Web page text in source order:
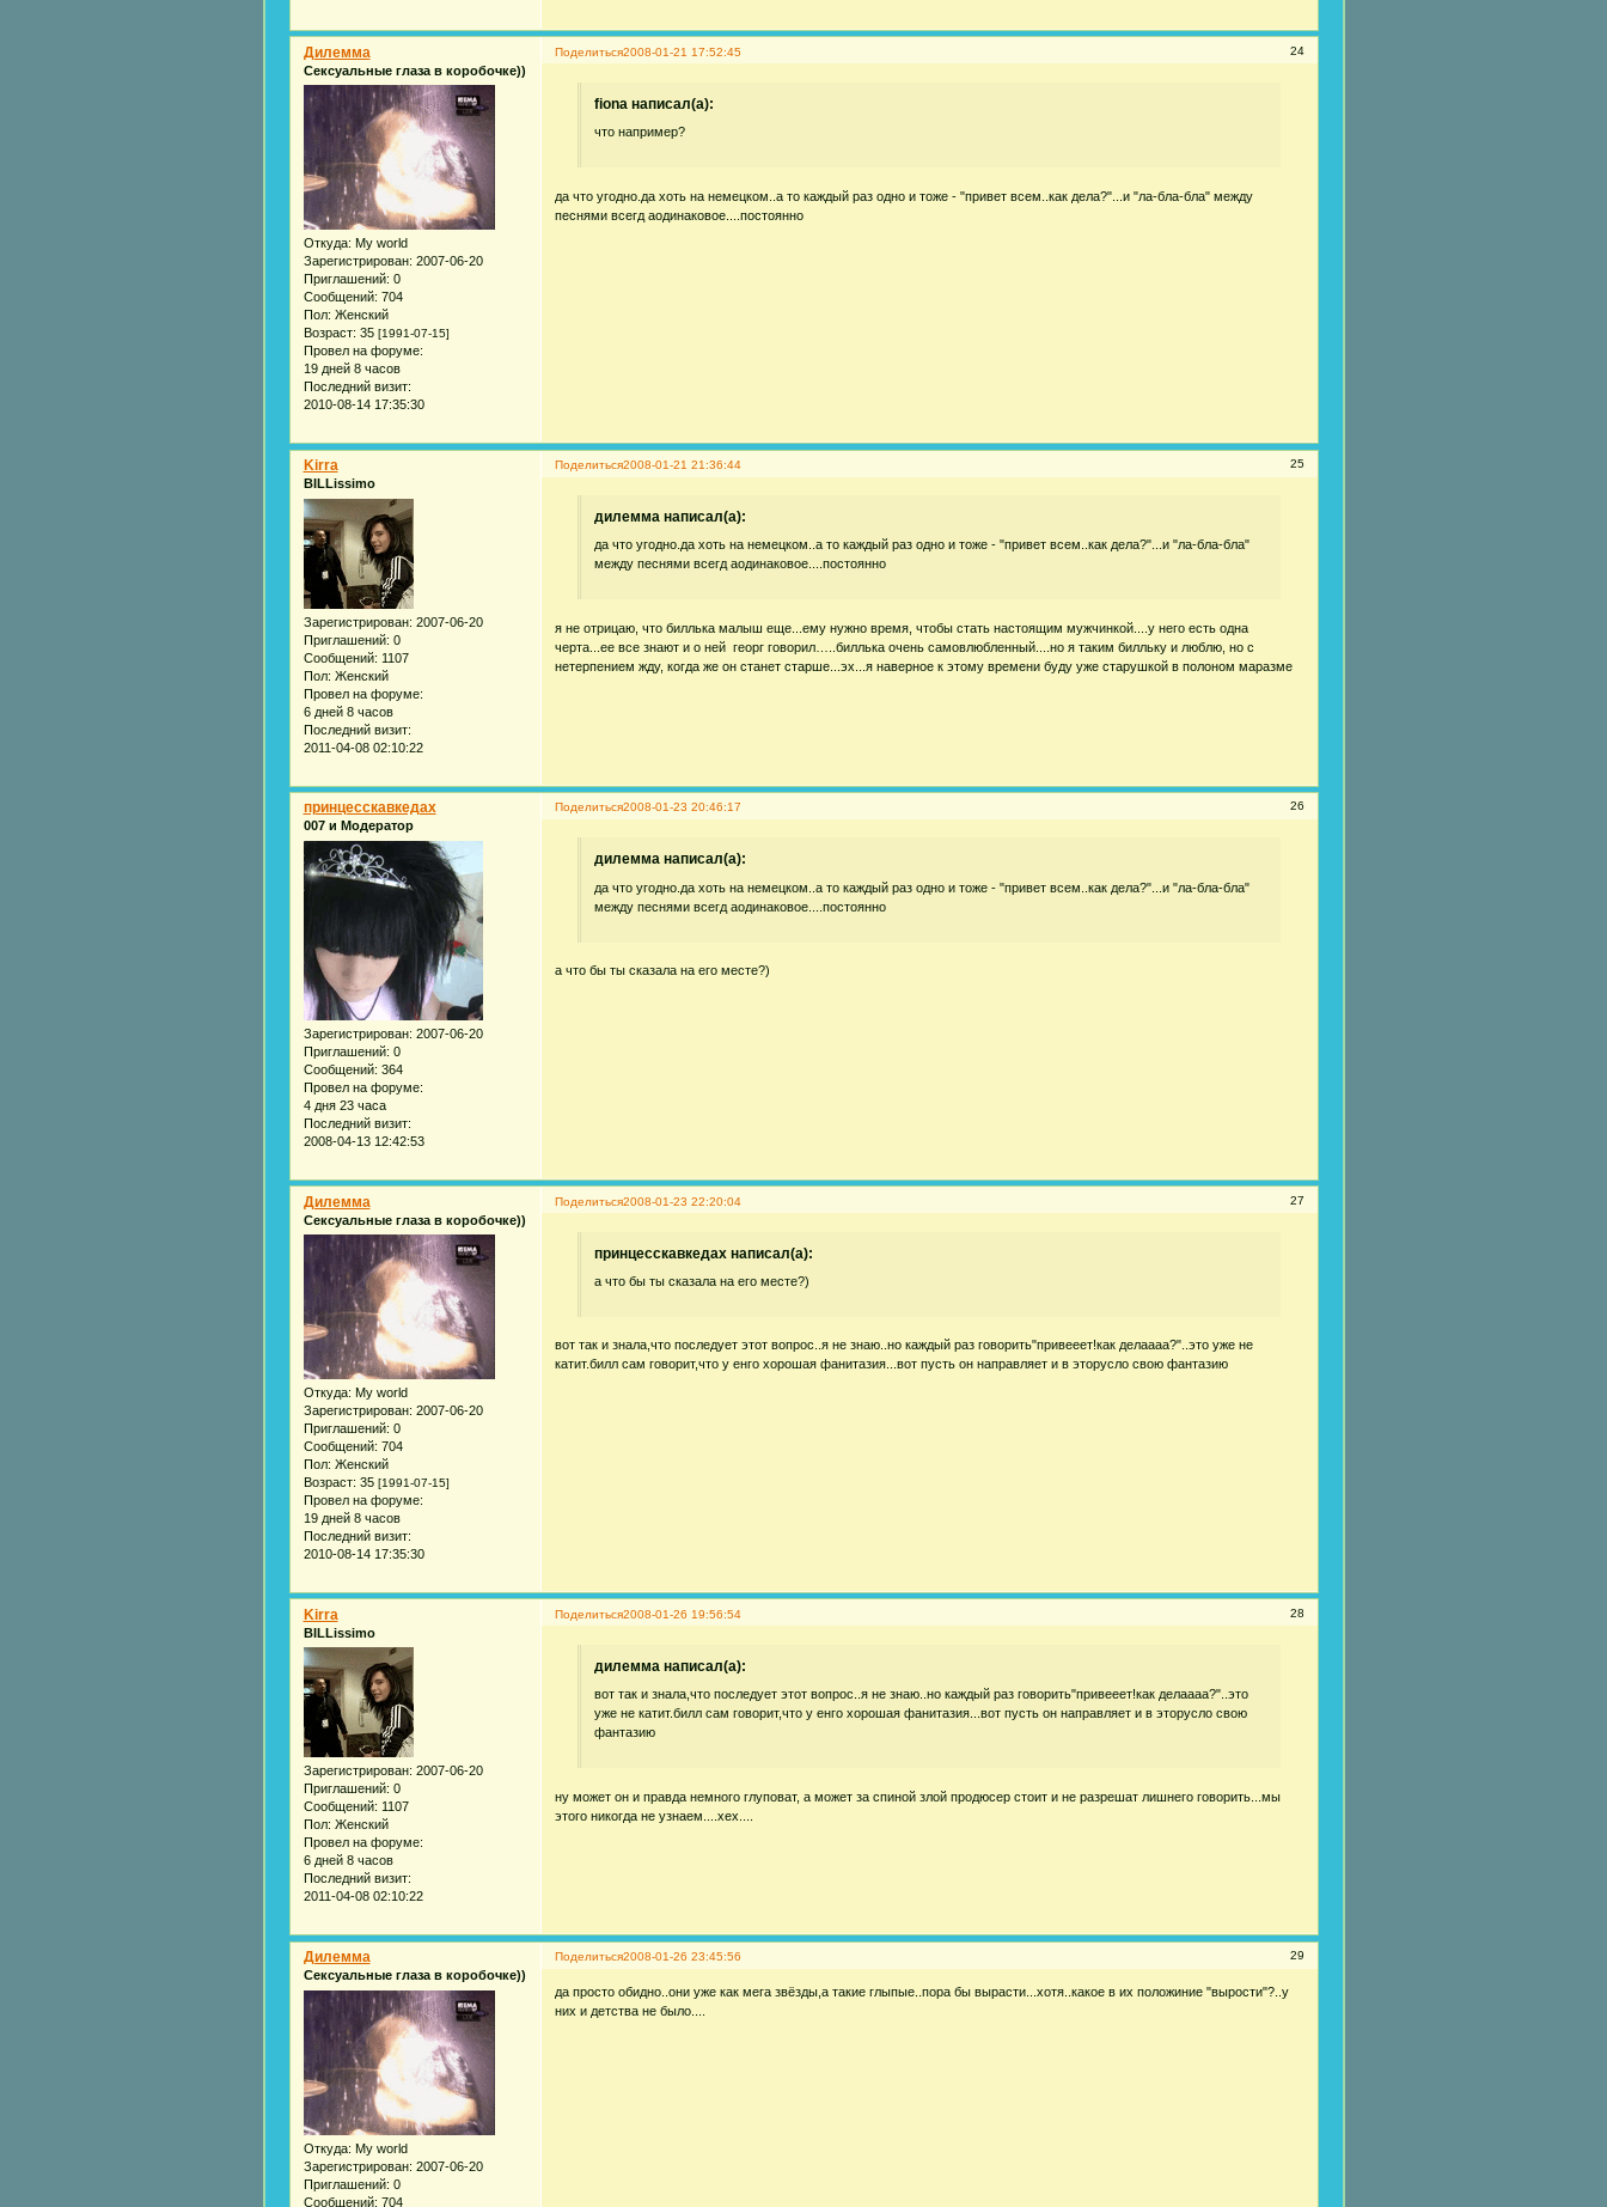
Поделиться 24
2008-01-21 17:52:45
Дилемма
Сексуальные глаза в коробочке))
Откуда: My world
Зарегистрирован: 2007-06-20
Приглашений: 0
Сообщений: 704
Пол: Женский
Возраст: 35 [1991-07-15]
Провел на форуме:
19 дней 8 часов
Последний визит:
2010-08-14 17:35:30
fiona написал(а):
что например?
да что угодно.да хоть на немецком..а то каждый раз одно и тоже - "привет всем..как дела?"...и "ла-бла-бла" между
песнями всегд аодинаковое....постоянно
Поделиться 25
2008-01-21 21:36:44
Kirra
BILLissimo
Зарегистрирован: 2007-06-20
Приглашений: 0
Сообщений: 1107
Пол: Женский
Провел на форуме:
6 дней 8 часов
Последний визит:
2011-04-08 02:10:22
дилемма написал(а):
да что угодно.да хоть на немецком..а то каждый раз одно и тоже - "привет всем..как дела?"...и "ла-бла-бла"
между песнями всегд аодинаковое....постоянно
я не отрицаю, что биллька малыш еще...ему нужно время, чтобы стать настоящим мужчинкой....у него есть одна
черта...ее все знают и о ней георг говорил…..биллька очень самовлюбленный....но я таким билльку и люблю, но с
нетерпением жду, когда же он станет старше...эх...я наверное к этому времени буду уже старушкой в полоном маразме
Поделиться 26
2008-01-23 20:46:17
принцесскавкедах
007 и Модератор
Зарегистрирован: 2007-06-20
Приглашений: 0
Сообщений: 364
Провел на форуме:
4 дня 23 часа
Последний визит:
2008-04-13 12:42:53
дилемма написал(а):
да что угодно.да хоть на немецком..а то каждый раз одно и тоже - "привет всем..как дела?"...и "ла-бла-бла"
между песнями всегд аодинаковое....постоянно
а что бы ты сказала на его месте?)
Поделиться 27
2008-01-23 22:20:04
Дилемма
Сексуальные глаза в коробочке))
Откуда: My world
Зарегистрирован: 2007-06-20
Приглашений: 0
Сообщений: 704
Пол: Женский
Возраст: 35 [1991-07-15]
Провел на форуме:
19 дней 8 часов
Последний визит:
2010-08-14 17:35:30
принцесскавкедах написал(а):
а что бы ты сказала на его месте?)
вот так и знала,что последует этот вопрос..я не знаю..но каждый раз говорить"привееет!как делаааа?"..это уже не
катит.билл сам говорит,что у енго хорошая фанитазия...вот пусть он направляет и в эторусло свою фантазию
Поделиться 28
2008-01-26 19:56:54
Kirra
BILLissimo
Зарегистрирован: 2007-06-20
Приглашений: 0
Сообщений: 1107
Пол: Женский
Провел на форуме:
6 дней 8 часов
Последний визит:
2011-04-08 02:10:22
дилемма написал(а):
вот так и знала,что последует этот вопрос..я не знаю..но каждый раз говорить"привееет!как делаааа?"..это
уже не катит.билл сам говорит,что у енго хорошая фанитазия...вот пусть он направляет и в эторусло свою
фантазию
ну может он и правда немного глуповат, а может за спиной злой продюсер стоит и не разрешат лишнего говорить...мы
этого никогда не узнаем....хех....
Поделиться 29
2008-01-26 23:45:56
Дилемма
Сексуальные глаза в коробочке))
Откуда: My world
Зарегистрирован: 2007-06-20
Приглашений: 0
Сообщений: 704
да просто обидно..они уже как мега звёзды,а такие глыпые..пора бы вырасти...хотя..какое в их положиние "вырости"?..у
них и детства не было....